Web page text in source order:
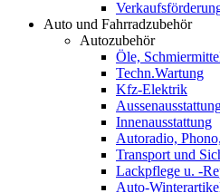
Auto und Fahrradzubehör
Autozubehör
Öle,
Techn.Wartung
Kfz-Elektrik
Innenausstattung
Autoradio,
Transport und
Lackpflege u. -
Auto-